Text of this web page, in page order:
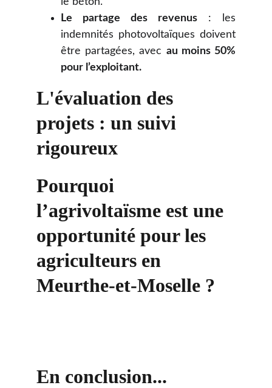
Le partage des revenus: les
indemnités photovoltaïques doivent
être partagées, avec au moins 50%
pour l’exploitant.
L'évaluation des
projets : un suivi
rigoureux
Pourquoi
l’agrivoltaïsme est une
opportunité pour les
agriculteurs en
Meurthe-et-Moselle ?
En conclusion...